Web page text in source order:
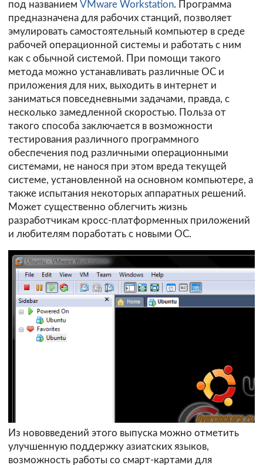
под названием VMware Workstation. Программа
предназначена для рабочих станций, позволяет
эмулировать самостоятельный компьютер в среде
рабочей операционной системы и работать с ним
как с обычной системой. При помощи такого
метода можно устанавливать различные ОС и
приложения для них, выходить в интернет и
заниматься повседневными задачами, правда, с
несколько замедленной скоростью. Польза от
такого способа заключается в возможности
тестирования различного программного
обеспечения под различными операционными
системами, не нанося при этом вреда текущей
системе, установленной на основном компьютере, а
также испытания некоторых аппаратных решений.
Может существенно облегчить жизнь
разработчикам кросс-платформенных приложений
и любителям поработать с новыми ОС.
Из нововведений этого выпуска можно отметить
улучшенную поддержку азиатских языков,
возможность работы со смарт-картами для